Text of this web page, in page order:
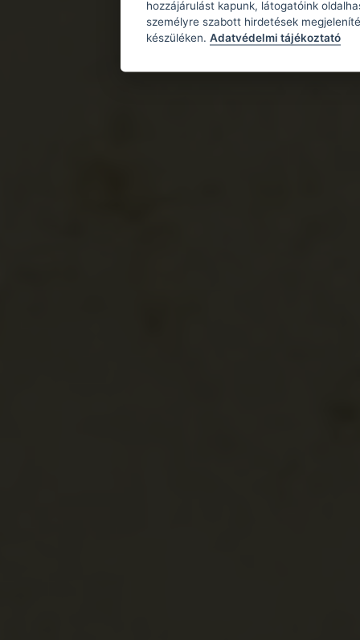
hozzájárulást kapunk, látogatóink
személyre szabott hirdetések
készüléken. Adatvédelmi tájékoztató